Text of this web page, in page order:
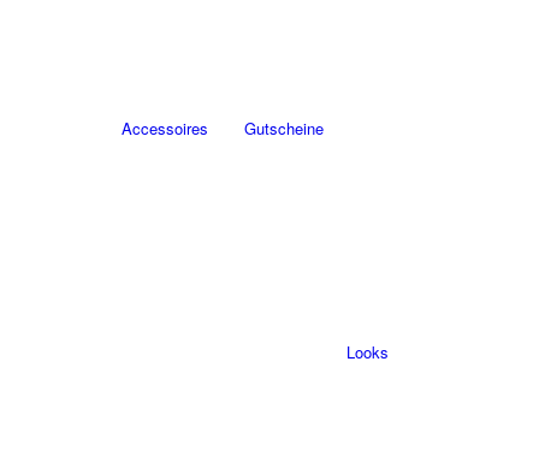
Accessoires Gutscheine
Looks